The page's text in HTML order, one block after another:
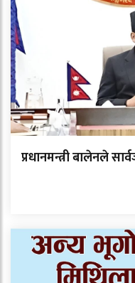
प्रधानमन्त्री बालेनले